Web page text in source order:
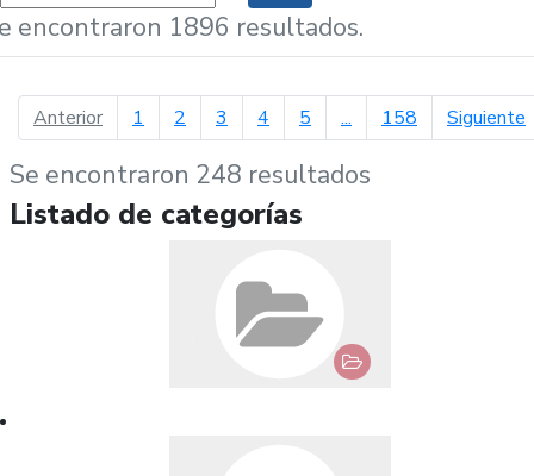
encontraron 1896 resultados.
Anteriorpágina anterior
1 2 3 4 5 ... 158 Siguiente
Se encontraron 248 resultados
Listado de categorías